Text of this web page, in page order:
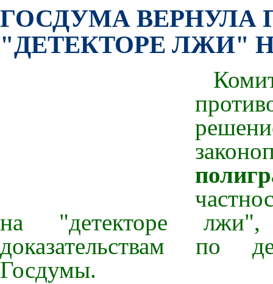
ГОСДУМА ВЕРНУЛА
"ДЕТЕКТОРЕ ЛЖИ"
на "детекторе лжи",
доказательствам по
Госдумы.